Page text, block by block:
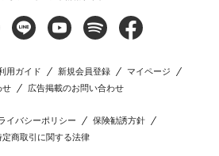
用ガイド 新規会員登録
マイページ
せ
広告掲載のお問い合わせ
イバシーポリシー
保険勧誘方針
定商取引に関する法律